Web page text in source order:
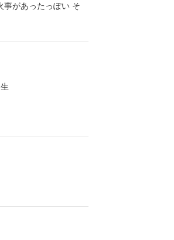
事があったっぽい そ